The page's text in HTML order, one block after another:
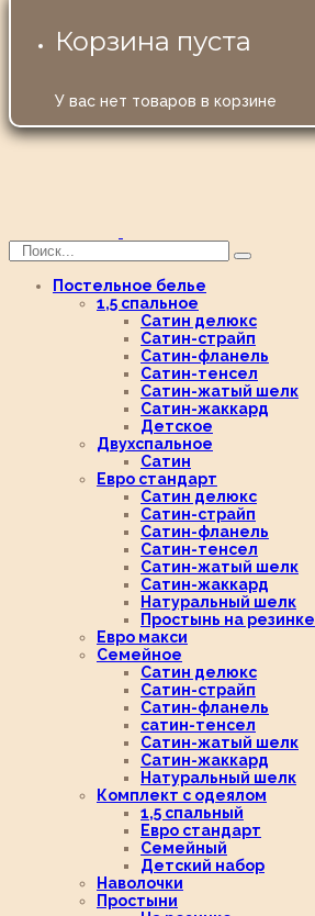
Корзина пуста
У вас нет товаров в корзине
Постельное белье
1,5 спальное
Сатин делюкс
Сатин-страйп
Сатин-фланель
Сатин-тенсел
Сатин-жатый шелк
Сатин-жаккард
Детское
Двухспальное
Сатин
Евро стандарт
Сатин делюкс
Сатин-страйп
Сатин-фланель
Сатин-тенсел
Сатин-жатый шелк
Сатин-жаккард
Натуральный шелк
Простынь на резинке
Евро макси
Семейное
Сатин делюкс
Сатин-страйп
Сатин-фланель
сатин-тенсел
Сатин-жатый шелк
Сатин-жаккард
Натуральный шелк
Комплект с одеялом
1,5 спальный
Евро стандарт
Семейный
Детский набор
Наволочки
Простыни